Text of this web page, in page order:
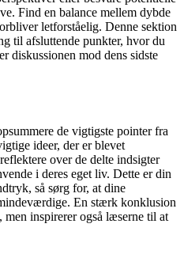
Find en balance mellem dybde
letforståelig. Denne sektion
til afsluttende punkter, hvor du
diskussionen mod dens sidste
de vigtigste pointer fra
ideer, der er blevet
over de delte indsigter
i deres eget liv. Dette er din
så sørg for, at dine
En stærk konklusion
inspirerer også læserne til at